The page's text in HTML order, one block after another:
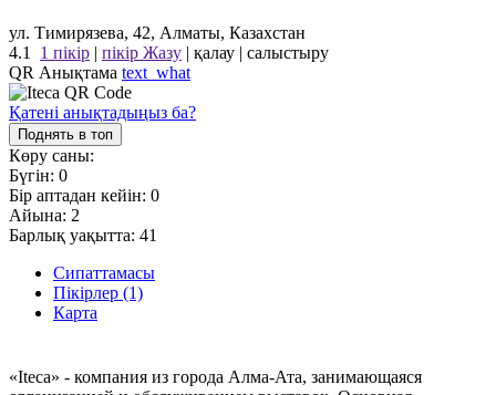
ул. Тимирязева, 42, Алматы, Казахстан
4.1
1 пікір | пікір Жазу | қалау | салыстыру
QR Анықтама text_what
Қатені анықтадыңыз ба?
Поднять в топ
Көру саны:
Бүгін: 0
Бір аптадан кейін: 0
Айына: 2
Барлық уақытта: 41
Сипаттамасы
Пікірлер (1)
Карта
«Iteca» - компания из города Алма-Ата, занимающаяся